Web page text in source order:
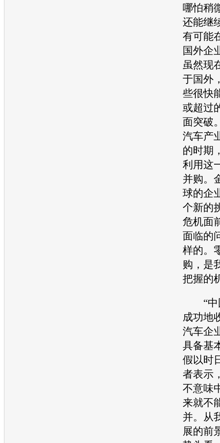
哪怕稍
还能继
有可能
国外企
虽然现
于国外
些很快
或超过
面突破
汽车产
的时期
利用这
并购。
球的企
个新的
危机面
面临的
样的。
购，是
把握的
“中
成功地
汽车企
具备基
假以时
者表示
不意味
来就不
并。从
展的前